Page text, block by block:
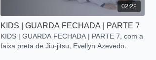
02:22
KIDS | GUARDA FECHADA | PARTE 7
KIDS | GUARDA FECHADA | PARTE 7, com a
faixa preta de Jiu-jitsu, Evellyn Azevedo.